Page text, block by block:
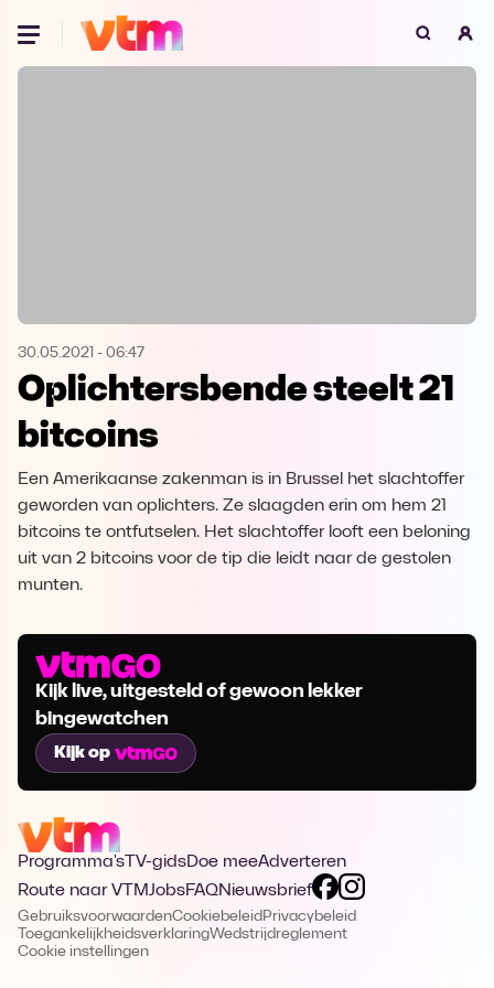
Oeps, browser niet ondersteund
Microsoft Edge Download
Opera
30.05.2021 - 06:47
Oplichtersbende steelt 21
bitcoins
Een Amerikaanse zakenman is in Brussel het slachtoffer
geworden van oplichters. Ze slaagden erin om hem 21
bitcoins te ontfutselen. Het slachtoffer looft een beloning
uit van 2 bitcoins voor de tip die leidt naar de gestolen
munten.
Kijk live, uitgesteld of gewoon lekker
bingewatchen
Kijk op
Programma's TV-gidsDoe meeAdverteren
Route naar VTMJobsFAQNieuwsbrief
GebruiksvoorwaardenCookiebeleidPrivacybeleid
ToegankelijkheidsverklaringWedstrijdreglement
Cookie instellingen